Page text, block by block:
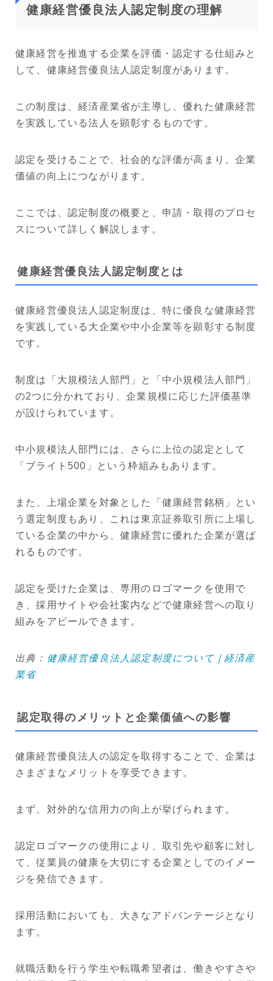
健康経営優良法人認定制度の理解
健康経営を推進する企業を評価・認定する仕組みと
して、健康経営優良法人認定制度があります。
この制度は、経済産業省が主導し、優れた健康経営
を実践している法人を顕彰するものです。
認定を受けることで、社会的な評価が高まり、企業
価値の向上につながります。
ここでは、認定制度の概要と、申請・取得のプロセ
スについて詳しく解説します。
健康経営優良法人認定制度とは
健康経営優良法人認定制度は、特に優良な健康経営
を実践している大企業や中小企業等を顕彰する制度
です。
制度は「大規模法人部門」と「中小規模法人部門」
の2つに分かれており、企業規模に応じた評価基準
が設けられています。
中小規模法人部門には、さらに上位の認定として
「ブライト500」という枠組みもあります。
また、上場企業を対象とした「健康経営銘柄」とい
う選定制度もあり、これは東京証券取引所に上場し
ている企業の中から、健康経営に優れた企業が選ば
れるものです。
認定を受けた企業は、専用のロゴマークを使用で
き、採用サイトや会社案内などで健康経営への取り
組みをアピールできます。
出典： 健康経営優良法人認定制度について｜経済産
業省
認定取得のメリットと企業価値への影響
健康経営優良法人の認定を取得することで、企業は
さまざまなメリットを享受できます。
まず、対外的な信用力の向上が挙げられます。
認定ロゴマークの使用により、取引先や顧客に対し
て、従業員の健康を大切にする企業としてのイメー
ジを発信できます。
採用活動においても、大きなアドバンテージとなり
ます。
就職活動を行う学生や転職希望者は、働きやすさや